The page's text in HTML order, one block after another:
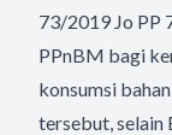
73/2019 Jo PP
PPnBM bagi
konsumsi
tersebut, selain